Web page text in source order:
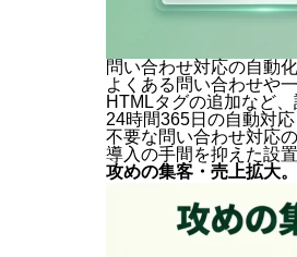
問い合わせ対応の自動
よくある問い合わせや
HTMLタグの追加など
24時間365日の自動対応
不要な問い合わせ対応
導入の手間を抑えた設置
攻めの集客・売上拡大